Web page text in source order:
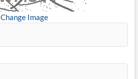
Change Image